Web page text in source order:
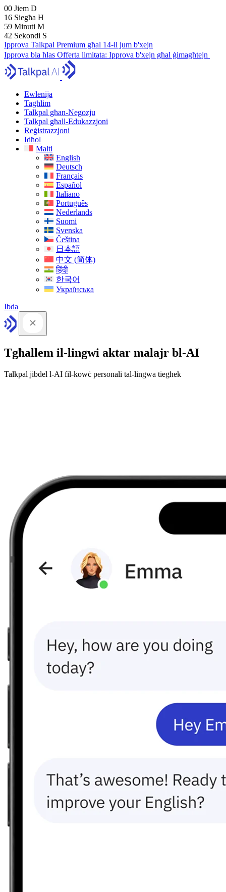
00 Jiem D
16 Siegħa H
59 Minuti M
41 Sekondi S
Ipprova Talkpal Premium għal 14-il jum b'xejn
Ipprova bla ħlas Offerta limitata: Ipprova b'xejn għal ġimagħtejn
Ewlenija
Tagħlim
Talkpal għan-Negozju
Talkpal għall-Edukazzjoni
Reġistrazzjoni
Idħol
Malti
English
Deutsch
Français
Español
Italiano
Português
Nederlands
Suomi
Svenska
Čeština
日本語
中文 (简体)
हिंदी
한국어
Українська
Ibda
Tgħallem il-lingwi aktar malajr bl-AI
Talkpal jibdel l-AI fil-kowċ personali tal-lingwa tiegħek